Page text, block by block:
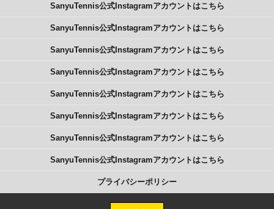
SanyuTennis公式Instagramアカウントはこちら
SanyuTennis公式Instagramアカウントはこちら
SanyuTennis公式Instagramアカウントはこちら
SanyuTennis公式Instagramアカウントはこちら
SanyuTennis公式Instagramアカウントはこちら
SanyuTennis公式Instagramアカウントはこちら
SanyuTennis公式Instagramアカウントはこちら
SanyuTennis公式Instagramアカウントはこちら
プライバシーポリシー